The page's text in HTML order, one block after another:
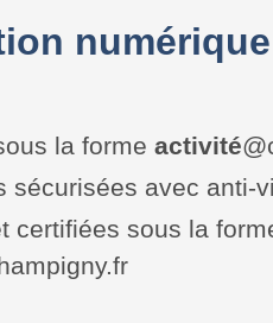
la forme activité
sécurisées avec anti-
certifiées sous la